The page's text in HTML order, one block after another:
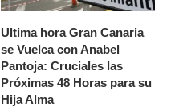
Ultima hora Gran Canaria
se Vuelca con Anabel
Pantoja: Cruciales las
Próximas 48 Horas para su
Hija Alma